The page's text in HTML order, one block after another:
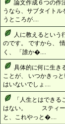
論文作成６つの
うなら、サブタイ
うところが....
人に教えるという
のです。 ですから、
く、 「誰か�....
具体的に何に生き
ことが、 いつかきっ
はいないでしょ....
「人生とはでき
はない。 スティーブ
と、これやっと�....